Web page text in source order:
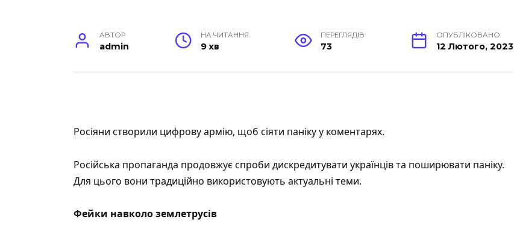
АВТОР
admin
НА ЧИТАННЯ
9 хв
ПЕРЕГЛЯДІВ
73
ОПУБЛІКОВАНО
12 Лютого, 2023
Росіяни створили цифрову армію, щоб сіяти паніку у коментарях.
Російська пропаганда продовжує спроби дискредитувати українців та поширювати паніку.
Для цього вони традиційно використовують актуальні теми.
Фейки навколо землетрусів